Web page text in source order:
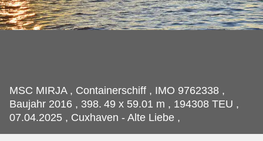
MSC MIRJA , Containerschiff , IMO 9762338 ,
Baujahr 2016 , 398. 49 x 59.01 m , 194308 TEU ,
07.04.2025 , Cuxhaven - Alte Liebe ,